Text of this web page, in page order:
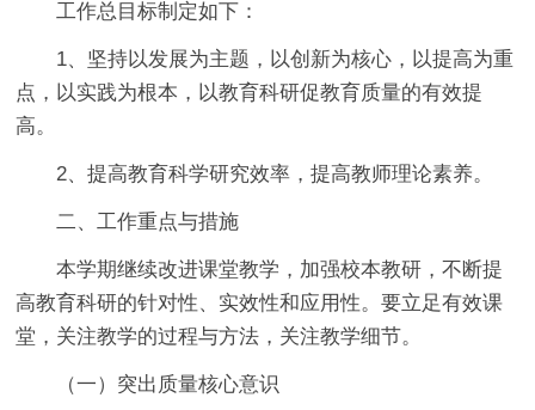
工作总目标制定如下：
1、坚持以发展为主题，以创新为核心，以提高为重
点，以实践为根本，以教育科研促教育质量的有效提
高。
2、提高教育科学研究效率，提高教师理论素养。
二、工作重点与措施
本学期继续改进课堂教学，加强校本教研，不断提
高教育科研的针对性、实效性和应用性。要立足有效课
堂，关注教学的过程与方法，关注教学细节。
（一）突出质量核心意识